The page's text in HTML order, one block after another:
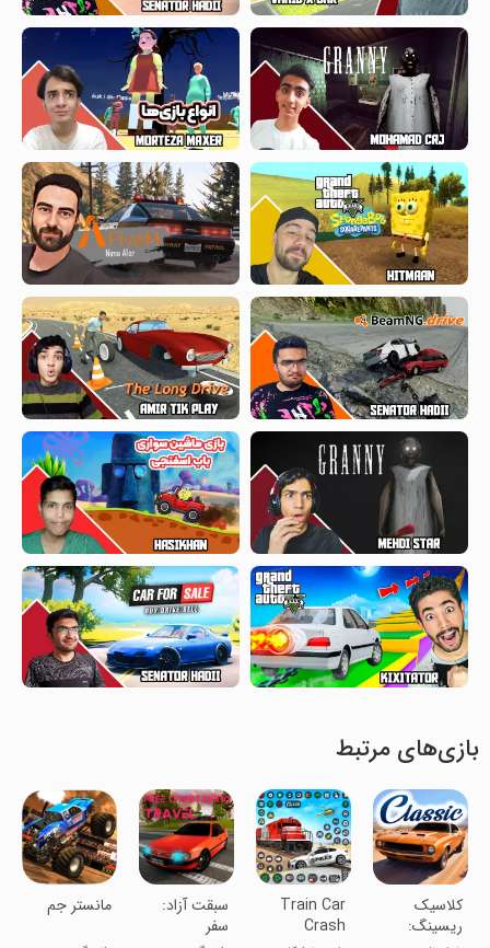
بازی‌های مرتبط
‏‏‏‏‏‏کلاسیک
ریسینگ:
Train Car
Crash
سبقت آزاد:
سفر
مانستر جم